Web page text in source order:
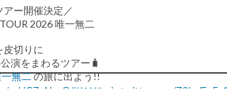
アー開催決定／
2026 唯一無二
皮切りに
演をまわるツアー🧳
無二の旅に出よう!!
vvHCZuNzuO #𝚈𝟷𝙼𝟸
pic.twitter.com/Z0ImjEuFv1